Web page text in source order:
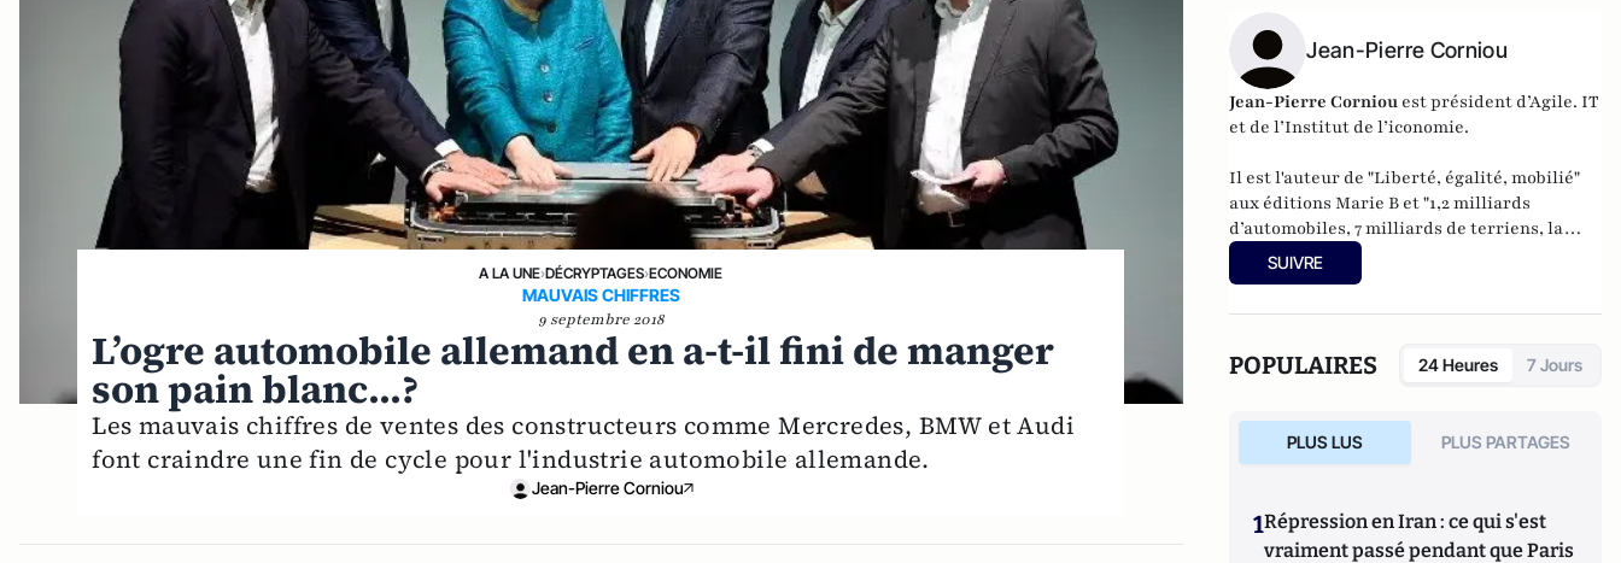
A LA UNE›DÉCRYPTAGES›ECONOMIE
MAUVAIS CHIFFRES
9 septembre 2018
L’ogre automobile allemand en a-t-il fini de manger
son pain blanc...?
Les mauvais chiffres de ventes des constructeurs comme Mercredes, BMW et Audi
font craindre une fin de cycle pour l'industrie automobile allemande.
Jean-Pierre Corniou
Jean-Pierre Corniou
Jean-Pierre Corniou est président d’Agile. IT
et de l’Institut de l’iconomie.
Il est l'auteur de "Liberté, égalité, mobilié"
aux éditions Marie B et "1,2 milliards
d’automobiles, 7 milliards de terriens, la
cohabitation est-elle possible ?
SUIVRE
POPULAIRES 24 Heures 7 Jours
PLUS LUS PLUS PARTAGES
1Répression en Iran : ce qui s'est
vraiment passé pendant que Paris